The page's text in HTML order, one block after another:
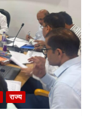
राज्य